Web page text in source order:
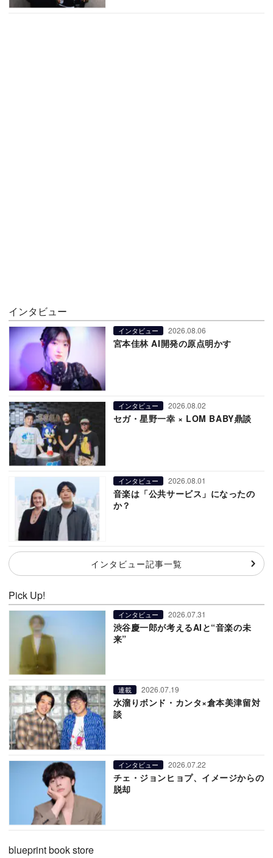
インタビュー
インタビュー 2026.08.06
宮本佳林 AI開発の原点明かす
インタビュー 2026.08.02
セガ・星野一幸 × LOM BABY鼎談
インタビュー 2026.08.01
音楽は「公共サービス」になったの
か？
インタビュー記事一覧
Pick Up!
インタビュー 2026.07.31
渋谷慶一郎が考えるAIと“音楽の未
来”
連載 2026.07.19
水溜りボンド・カンタ×倉本美津留対
談
インタビュー 2026.07.22
チェ・ジョンヒョプ、イメージからの
脱却
blueprint book store